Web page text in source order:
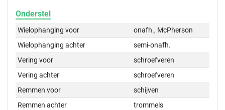
Onderstel
Wielophanging voor
onafh., McPherson
Wielophanging achter
semi-onafh.
Vering voor
schroefveren
Vering achter
schroefveren
Remmen voor
schijven
Remmen achter
trommels